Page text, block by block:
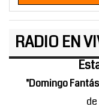
RADIO EN
"Domingo